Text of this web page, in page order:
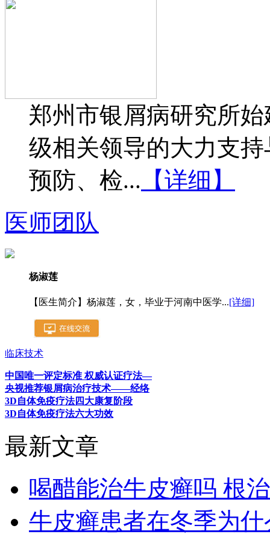
郑州市银屑病研究所
级相关领导的大力支
预防、检... 【详细】
医师团队
杨淑莲
【医生简介】杨淑莲，女，毕业于河南中医学...[详细]
临床技术
中国唯一评定标准 权威认证疗法—
央视推荐银屑病治疗技术——经络
3D自体免疫疗法四大康复阶段
3D自体免疫疗法六大功效
最新文章
喝醋能治牛皮癣吗 根
牛皮癣患者在冬季为